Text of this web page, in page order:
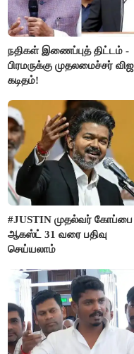
நதிகள் இணைப்புத் திட்டம் -
பிரமருக்கு முதலமைச்சர்
கடிதம்!
#JUSTIN முதல்வர் கோப்பை
ஆகஸ்ட் 31 வரை பதிவு
செய்யலாம்